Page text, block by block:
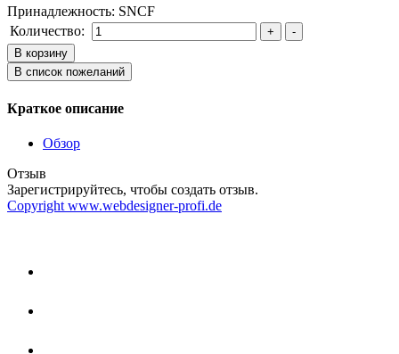
Принадлежность: SNCF
Количество:
Краткое описание
Обзор
Отзыв
Зарегистрируйтесь, чтобы создать отзыв.
Copyright www.webdesigner-profi.de